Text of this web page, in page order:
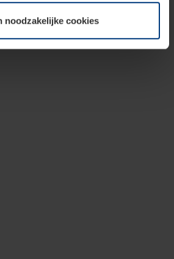
noodzakelijke cookies